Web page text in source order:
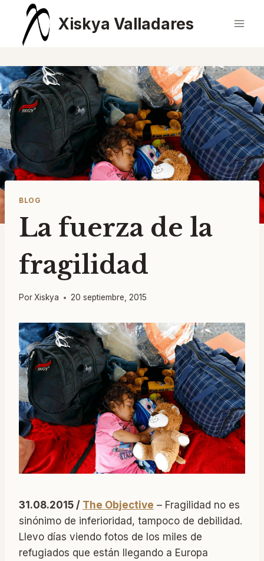
Saltar
contenido
Xiskya Valladares
BLOG
La fuerza de la
fragilidad
PorXiskya 20 septiembre, 2015
31.08.2015 / The Objective – Fragilidad no es
sinónimo de inferioridad, tampoco de debilidad.
Llevo días viendo fotos de los miles de
refugiados que están llegando a Europa